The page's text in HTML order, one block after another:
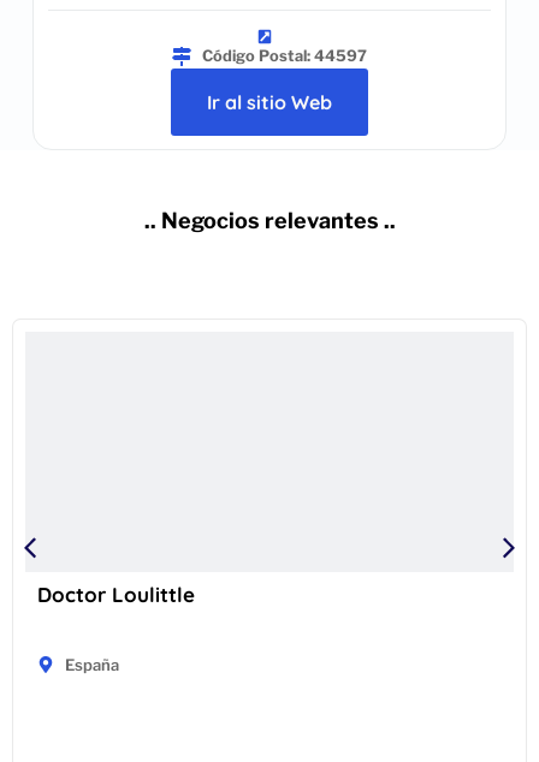
Código Postal: 44597
Ir al sitio Web
.. Negocios relevantes ..
Doctor Loulittle
España